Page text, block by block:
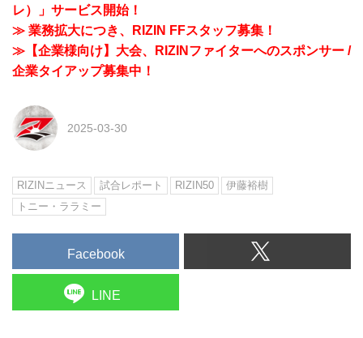
レ）」サービス開始！
≫ 業務拡大につき、RIZIN FFスタッフ募集！
≫【企業様向け】大会、RIZINファイターへのスポンサー /
企業タイアップ募集中！
2025-03-30
RIZINニュース 試合レポート RIZIN50
伊藤裕樹
トニー・ララミー
Facebook
LINE